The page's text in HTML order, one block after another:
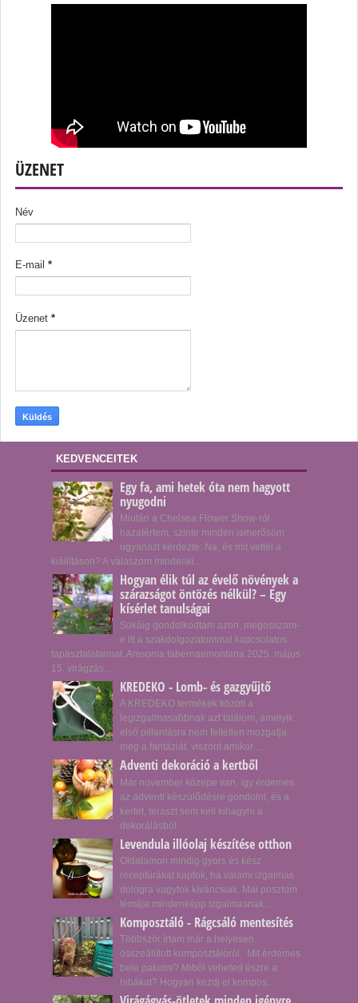
ÜZENET
Név
E-mail *
Üzenet *
KEDVENCEITEK
Egy fa, ami hetek óta nem hagyott
nyugodni
Miután a Chelsea Flower Show-ról
hazatértem, szinte minden ismerősöm
ugyanazt kérdezte: Na, és mit vettél a
kiállításon? A válaszom mindenki...
Hogyan élik túl az évelő növények a
szárazságot öntözés nélkül? – Egy
kísérlet tanulságai
Sokáig gondolkodtam azon, megosszam-
e itt a szakdolgozatommal kapcsolatos
tapasztalataimat. Amsonia tabernaemontana 2025. május
15. virágzás...
KREDEKO - Lomb- és gazgyűjtő
A KREDEKO termékek között a
legizgalmasabbnak azt találom, amelyik
első pillantásra nem feltétlen mozgatja
meg a fantáziát, viszont amikor ...
Adventi dekoráció a kertből
Már november közepe van, így érdemes
az adventi készülődésre gondolni, és a
kertet, teraszt sem kell kihagyni a
dekorálásból.
Levendula illóolaj készítése otthon
Oldalamon mindig gyors és kész
receptúrákat kaptok, ha valami izgalmas
dologra vagytok kíváncsiak. Mai posztom
témája mindenképp izgalmasnak...
Komposztáló - Rágcsáló mentesítés
Többször írtam már a helyesen
összeállított komposztálóról. Mit érdemes
bele pakolni? Miből veheted észre a
hibákat? Hogyan kezdj el kompos...